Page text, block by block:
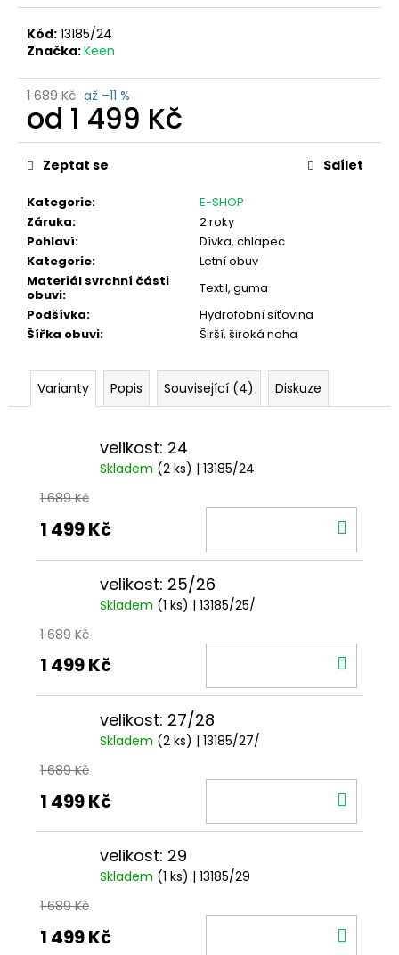
Kód: 13185/24
Značka:Keen
1 689 Kč až –11 %
od 1 499 Kč
Měrná
cena:
Kategorie:
E-SHOP
Záruka:
2 roky
Pohlaví:
Dívka, chlapec
Kategorie:
Letní obuv
Materiál svrchní části
obuvi:
Textil, guma
Podšívka:
Hydrofobní síťovina
Šířka obuvi: Širší, široká noha
Zeptat se Sdílet
Varianty Popis Související (4) Diskuze
velikost: 24
Skladem (2 ks) | 13185/24
1 689 Kč
1 499 Kč
velikost: 25/26
Skladem (1 ks) | 13185/25/
1 689 Kč
1 499 Kč
velikost: 27/28
Skladem (2 ks) | 13185/27/
1 689 Kč
1 499 Kč
velikost: 29
Skladem (1 ks) | 13185/29
1 689 Kč
1 499 Kč